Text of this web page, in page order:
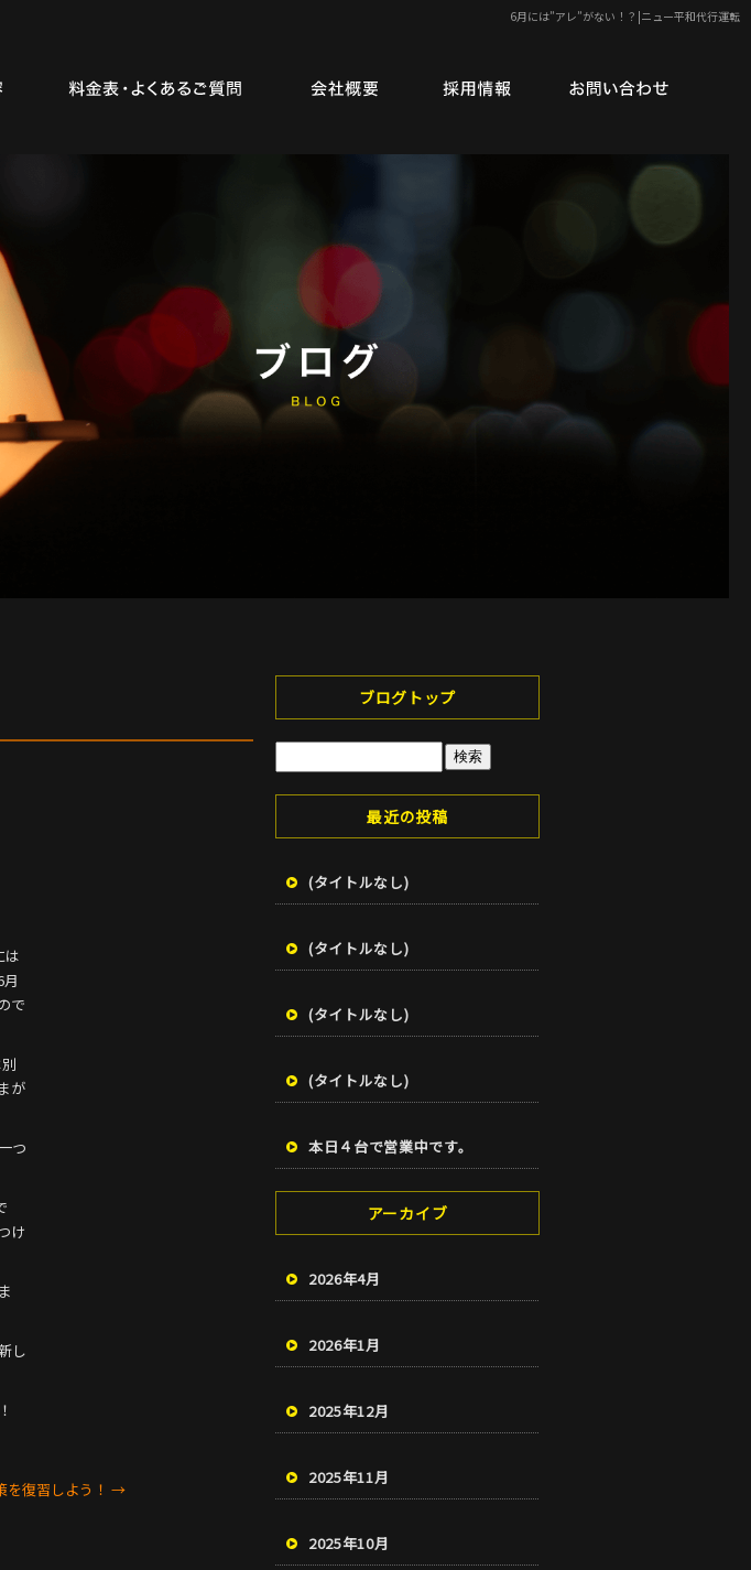
6月には”アレ”がない！？|ニュー平和代行運転
は
で
が
つ
け
し
復習しよう！ →
ブログトップ
最近の投稿
(タイトルなし)
(タイトルなし)
(タイトルなし)
(タイトルなし)
本日４台で営業中です。
アーカイブ
2026年4月
2026年1月
2025年12月
2025年11月
2025年10月